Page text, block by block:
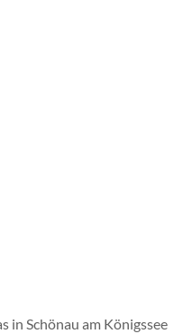
in Schönau am Königssee